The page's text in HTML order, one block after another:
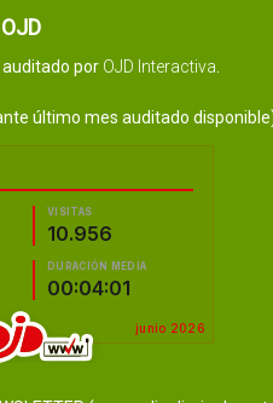
auditado por OJD Interactiva
último mes auditado